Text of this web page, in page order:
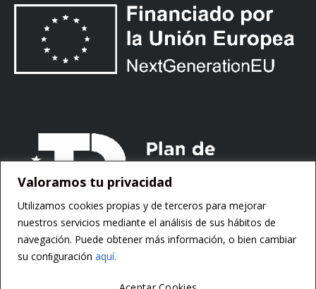
Valoramos tu privacidad
Utilizamos cookies propias y de terceros para mejorar
nuestros servicios mediante el análisis de sus hábitos de
navegación. Puede obtener más información, o bien cambiar
su conﬁguración aquí.